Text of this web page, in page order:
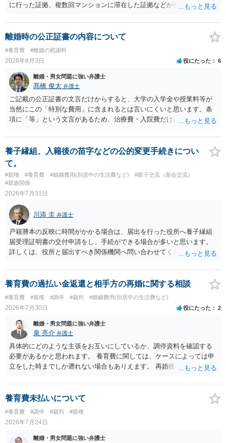
に行った証拠、複数回マンションに滞在した証拠などが有効です。 不
婚する、慰謝料をとるなど）ことができると思われます。 ただし、不
貞発覚後、長期間同居を続けると、不貞を許したとの評価につながる
離婚時の公正証書の内容について
#養育費 #離婚の慰謝料
2026年8月3日 役にたった 6
離婚・男女問題に強い弁護士
髙橋 俊太 弁護士
ご記載の公正証書の文言だけからすると、大学の入学金や授業料等が
当然にこの「特別な費用」に含まれるとは言いにくいと思います。条
項に「等」という文言があるため、治療費・入院費だけに限定される
れていますので、通常は、病気や事故によって臨時に必要となった医
療費その他これに類する特別支出を念頭に置いた条項と読むのが自然
です。したがって、大学の入学金、授業料、受験費用などの教育費に
ついてまで、「この条項があるから当然に半額を請求できる」とまで
は言いにくいと思われます。なお、通常、大学進学費用をどこまで負
担すべきかについては、離婚時の合意内容のほか、子どもの年齢、大
や費用などを踏まえて個別に検討することになります。公正証書の他
の条項において、養育費の終期についてどのように定められている
か、大学進学に関する定めの有無、「教育費」「進学費用」に関する
定めの有無等について確認する必要があると考えられます。
養子縁組、入籍後の苗字などの公的変更手続きについ
て。
#親権 #養育費 #婚姻費用(別居中の生活費など)
#親子交流（面会交流）
#親族関係
2026年7月31日
川添 圭 弁護士
戸籍謄本の反映に時間がかかる場合は、届出を行った役所へ養子縁組
届受理証明書の交付申請をし、手続ができる場合が多いと思います。
詳しくは、役所と届出すべき関係機関へ問い合わせてください。
養育費の過払い金返還と相手方の再婚に関する相談
#養育費 #親権 #調停 #裁判 #婚姻費用(別居中の生活費など)
2026年7月30日 役にたった 2
離婚・男女問題に強い弁護士
泉 亮介 弁護士
具体的にどのような主張をお互いにしているか、調停資料を確認する
必要があるかと思われます。 養育費に関しては、ケースによっては申
立をした時までしか遡れない場合もありえます。 再婚後の相手方の行
養育費に関するやりとり等があればそちらについても確認する必要が
あるでしょう。 公開相談の場での回答よりも個別に弁護士にご相談さ
養育費未払いについて
#養育費 #調停 #裁判 #親権
2026年7月24日
離婚・男女問題に強い弁護士